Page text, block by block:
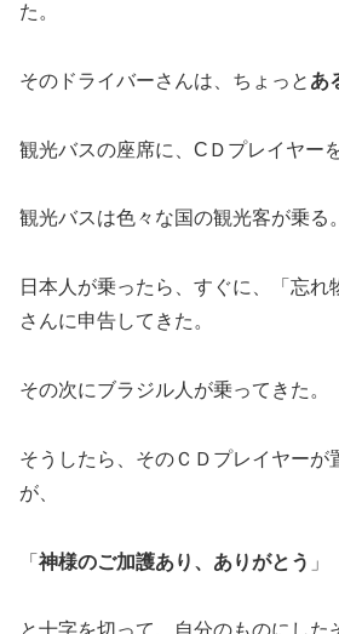
た。
そのドライバーさんは、ちょっと あ
観光バスの座席に、CＤプレイヤー
観光バスは色々な国の観光客が乗る。
日本人が乗ったら、すぐに、「忘れ
さんに申告してきた。
その次にブラジル人が乗ってきた。
そうしたら、そのＣＤプレイヤーが
が、
「 神様のご加護あり、ありがとう 」